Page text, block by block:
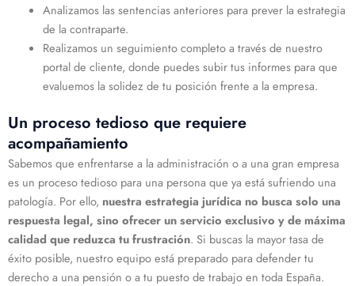
Analizamos las sentencias anteriores para prever la estrategia
de la contraparte.
Realizamos un seguimiento completo a través de nuestro
portal de cliente, donde puedes subir tus informes para que
evaluemos la solidez de tu posición frente a la empresa.
Un proceso tedioso que requiere
acompañamiento
Sabemos que enfrentarse a la administración o a una gran empresa
es un proceso tedioso para una persona que ya está sufriendo una
patología. Por ello, nuestra estrategia jurídica no busca solo una
respuesta legal, sino ofrecer un servicio exclusivo y de máxima
calidad que reduzca tu frustración. Si buscas la mayor tasa de
éxito posible, nuestro equipo está preparado para defender tu
derecho a una pensión o a tu puesto de trabajo en toda España.